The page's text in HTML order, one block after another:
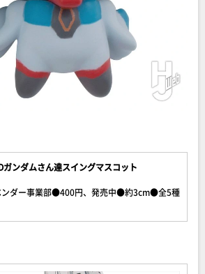
ンダムさん達スイングマスコット
ダー事業部●400円、発売中●約3cm●全5種